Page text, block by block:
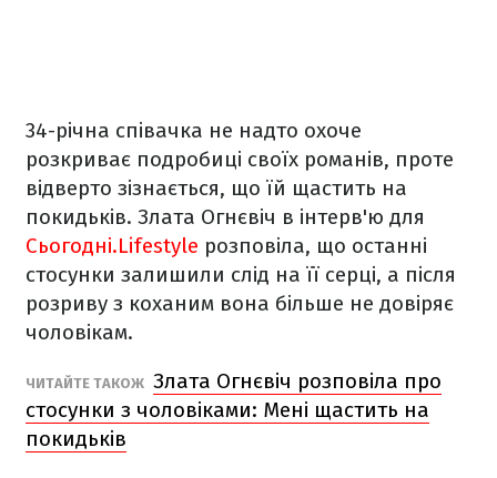
34-річна співачка не надто охоче
розкриває подробиці своїх романів, проте
відверто зізнається, що їй щастить на
покидьків. Злата Огнєвіч в інтерв'ю для
Сьогодні.Lifestyle розповіла, що останні
стосунки залишили слід на її серці, а після
розриву з коханим вона більше не довіряє
чоловікам.
ЧИТАЙТЕ ТАКОЖ Злата Огнєвіч розповіла про
стосунки з чоловіками: Мені щастить на
покидьків